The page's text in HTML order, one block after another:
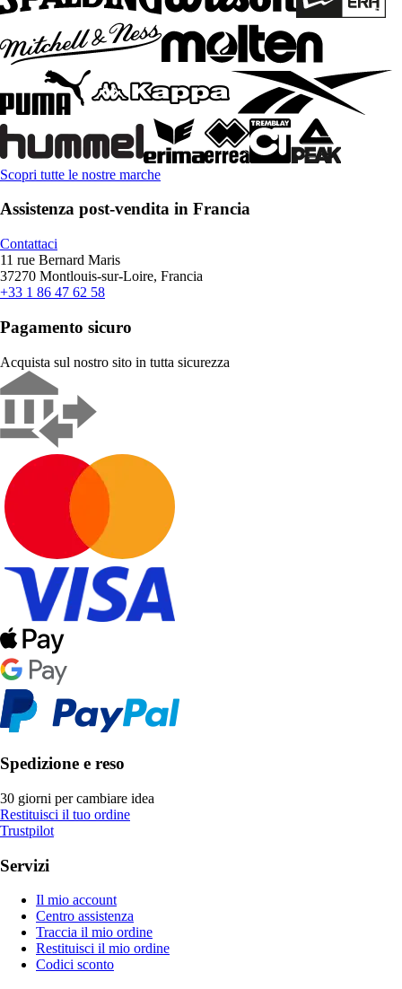
Scopri tutte le nostre marche
Assistenza post-vendita in Francia
Contattaci
11 rue Bernard Maris
37270 Montlouis-sur-Loire, Francia
+33 1 86 47 62 58
Pagamento sicuro
Acquista sul nostro sito in tutta sicurezza
Spedizione e reso
30 giorni per cambiare idea
Restituisci il tuo ordine
Trustpilot
Servizi
Il mio account
Centro assistenza
Traccia il mio ordine
Restituisci il mio ordine
Codici sconto